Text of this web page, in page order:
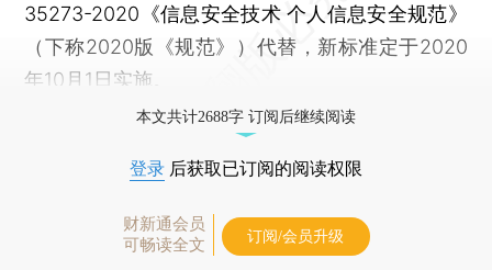
35273-2020《信息安全技术 个人信息安全规范》
（下称2020版《规范》）代替，新标准定于2020
年10月1日实施。
本文共计2688字 订阅后继续阅读
登录 后获取已订阅的阅读权限
财新通会员
可畅读全文
订阅/会员升级